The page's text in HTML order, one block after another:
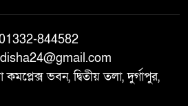
মাদক কারবারি আটক
আত্রাইয়ে ২০ লাখ টাকা মূল্যের ট্রাক্টর
চুরি
01332-844582
কমপ্লেক্স ভবন, দ্বিতীয় তলা, দুর্গাপুর,